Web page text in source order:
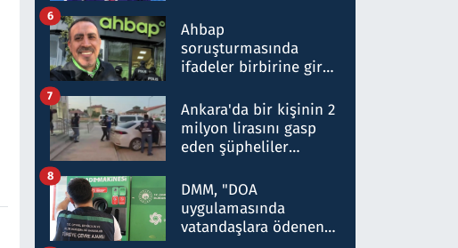
nitelikte olduğunu
belirtti
Ahbap
soruşturmasında
ifadeler birbirine girdi:
ifadelerinden ortaya
çıkan tablo şok etti
6
Ankara'da bir kişinin 2
milyon lirasını gasp
eden şüpheliler
7
DMM, "DOA
uygulamasında
vatandaşlara ödenen
8